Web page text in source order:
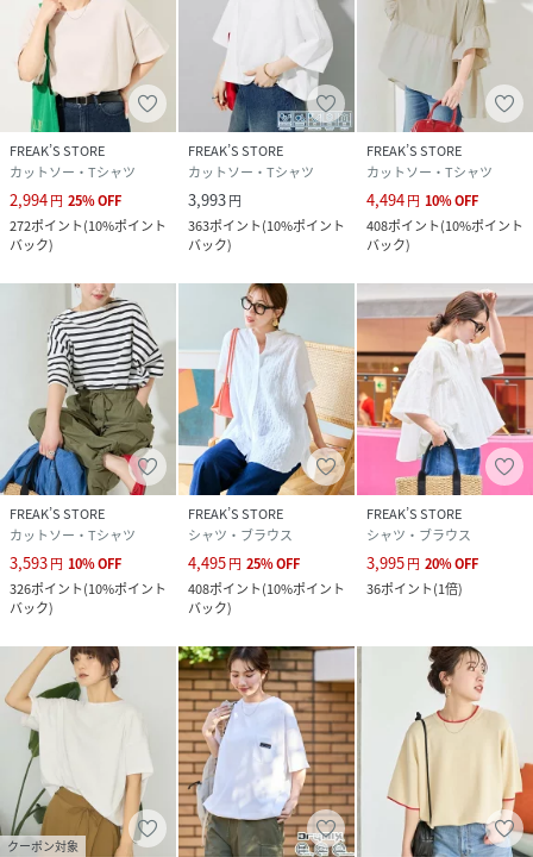
性別タイプ レディース
原産国
素材 綿48% ポリエステル43% ポリウレタン9%
サイズ FREE
クリーニング
洗濯機洗い可能,漂白不可,タンブル乾燥不可,自然
乾燥,アイロン仕上げ可能,ドライクリーニング可
品番
RJ9018_1323248901732
1323248901732-06-90 RJ9018
FREAK’S STORE
カットソー・Tシャツ
2,994円 25%OFF
272ポイント(10%ポイント
バック)
FREAK’S STORE
カットソー・Tシャツ
3,993円
363ポイント(10%ポイント
バック)
FREAK’S STORE
カットソー・Tシャツ
4,494円 10%OFF
408ポイント(10%ポイント
バック)
FREAK’S STORE
カットソー・Tシャツ
3,593円 10%OFF
326ポイント(10%ポイント
バック)
FREAK’S STORE
シャツ・ブラウス
4,495円 25%OFF
408ポイント(10%ポイント
バック)
FREAK’S STORE
シャツ・ブラウス
3,995円 20%OFF
36ポイント(1倍)
クーポン対象